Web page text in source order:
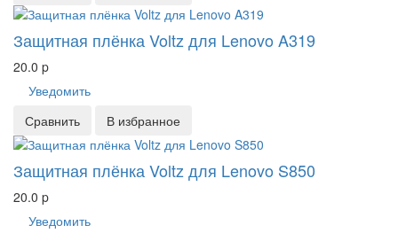
Защитная плёнка Voltz для Lenovo A319
20.0 p
Уведомить
Сравнить
В избранное
Защитная плёнка Voltz для Lenovo S850
20.0 p
Уведомить